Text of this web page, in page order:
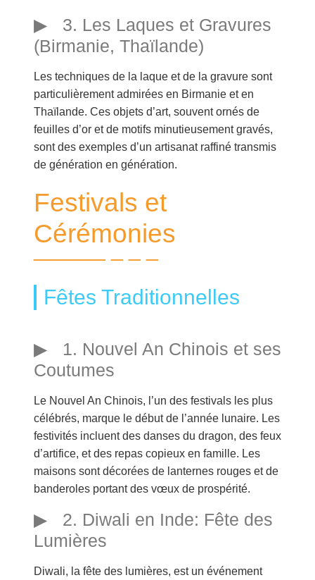
3. Les Laques et Gravures
(Birmanie, Thaïlande)
Les techniques de la laque et de la gravure sont
particulièrement admirées en Birmanie et en
Thaïlande. Ces objets d’art, souvent ornés de
feuilles d’or et de motifs minutieusement gravés,
sont des exemples d’un artisanat raffiné transmis
de génération en génération.
Festivals et
Cérémonies
Fêtes Traditionnelles
1. Nouvel An Chinois et ses
Coutumes
Le Nouvel An Chinois, l’un des festivals les plus
célébrés, marque le début de l’année lunaire. Les
festivités incluent des danses du dragon, des feux
d’artifice, et des repas copieux en famille. Les
maisons sont décorées de lanternes rouges et de
banderoles portant des vœux de prospérité.
2. Diwali en Inde: Fête des
Lumières
Diwali, la fête des lumières, est un événement